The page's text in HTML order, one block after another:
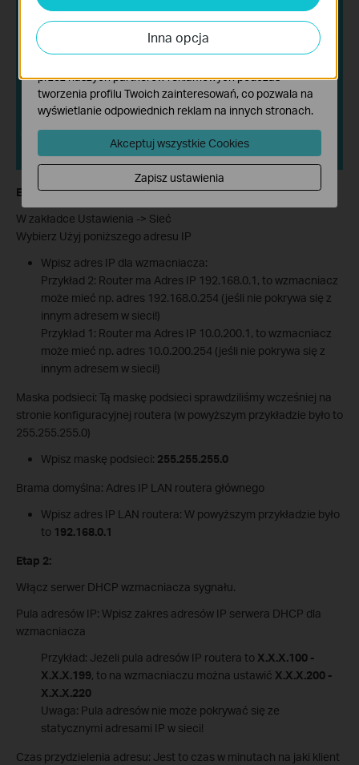
Etap 1:
W zakładce Ustawienia -> Sieć
Wybierz Użyj poniższego adresu IP
Wpisz adres IP dla wzmacniacza:
Przykład 2: Router ma Adres IP 192.168.0.1, to wzmacniacz
może mieć np. adres 192.168.0.254 (jeśli nie pokrywa się z
innym adresem w sieci!)
Przykład 1: Router ma Adres IP 10.0.200.1, to wzmacniacz
może mieć np. adres 10.0.200.254 (jeśli nie pokrywa się z
innym adresem w sieci!)
Maska podsieci: Tą maskę podsieci sprawdziliśmy wcześniej na
stronie konfiguracyjnej routera (w powyższym przykładzie było to
255.255.255.0)
Wpisz maskę podsieci: 255.255.255.0
Brama domyślna: Adres IP LAN routera głównego
Wpisz adres IP LAN routera: W powyższym przykładzie było
to 192.168.0.1
Etap 2:
Włącz serwer DHCP wzmacniacza sygnału.
Pula adresów IP: Wpisz zakres adresów IP serwera DHCP dla
wzmacniacza
Przykład: Jeżeli pula adresów IP routera to X.X.X.100 -
X.X.X.199, to na wzmacniaczu można ustawić X.X.X.200 -
X.X.X.220
Uwaga: Pula adresów nie może pokrywać się ze
statycznymi adresami IP w sieci!
Czas przydzielenia adresu: Jest to czas w minutach na jaki klient
Inna opcja
Analiza - Te pliki Cookies są wykorzystywane w celu
analizy ruchu na naszej stronie, co umożliwia poprawę i
dostosowanie wyświetlanych treści.
przez naszych partnerów reklamowych podczas
tworzenia profilu Twoich zainteresowań, co pozwala na
wyświetlanie odpowiednich reklam na innych stronach.
Akceptuj wszystkie Cookies
Zapisz ustawienia